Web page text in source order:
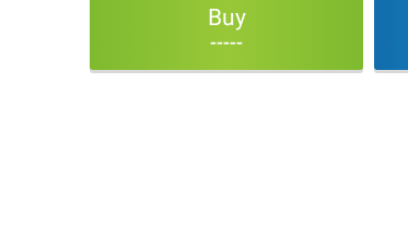
Buy
-----